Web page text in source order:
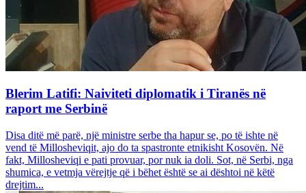
Blerim Latifi: Naiviteti diplomatik i Tiranës në
raport me Serbinë
Disa ditë më parë, një ministre serbe tha hapur se, po të ishte në
vend të Millosheviqit, ajo do ta spastronte etnikisht Kosovën. Në
fakt, Millosheviqi e pati provuar, por nuk ia doli. Sot, në Serbi, nga
shumica, e vetmja vërejtje që i bëhet është se ai dështoi në këtë
drejtim...